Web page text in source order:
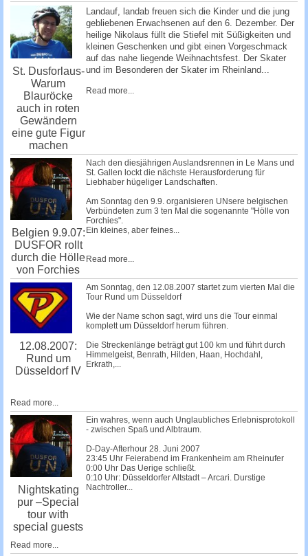
St. Dusforlaus-
Warum
Blauröcke
auch in roten
Gewändern
eine gute Figur
machen
Landauf, landab freuen sich die Kinder und die jung
gebliebenen Erwachsenen auf den 6. Dezember. Der
heilige Nikolaus füllt die Stiefel mit Süßigkeiten und
kleinen Geschenken und gibt einen Vorgeschmack
auf das nahe liegende Weihnachtsfest. Der Skater
und im Besonderen der Skater im Rheinland...
Read more...
Belgien 9.9.07:
DUSFOR rollt
durch die Hölle
von Forchies
Nach den diesjährigen Auslandsrennen in Le Mans und
St. Gallen lockt die nächste Herausforderung für
Liebhaber hügeliger Landschaften.
Am Sonntag den 9.9. organisieren UNsere belgischen
Verbündeten zum 3 ten Mal die sogenannte "Hölle von
Forchies".
Ein kleines, aber feines...
Read more...
12.08.2007:
Rund um
Düsseldorf IV
Am Sonntag, den 12.08.2007 startet zum vierten Mal die
Tour Rund um Düsseldorf
Wie der Name schon sagt, wird uns die Tour einmal
komplett um Düsseldorf herum führen.
Die Streckenlänge beträgt gut 100 km und führt durch
Himmelgeist, Benrath, Hilden, Haan, Hochdahl,
Erkrath,...
Read more...
Nightskating
pur –Special
tour with
special guests
Ein wahres, wenn auch Unglaubliches Erlebnisprotokoll
- zwischen Spaß und Albtraum.
D-Day-Afterhour 28. Juni 2007
23:45 Uhr Feierabend im Frankenheim am Rheinufer
0:00 Uhr Das Uerige schließt.
0:10 Uhr: Düsseldorfer Altstadt – Arcari. Durstige
Nachtroller...
Read more...